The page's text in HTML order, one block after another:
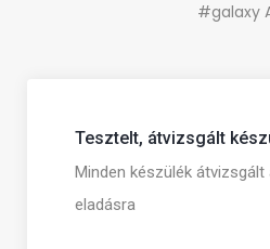
#galaxy
Tesztelt, átvizsgált
Minden készülék átvizsgált
eladásra